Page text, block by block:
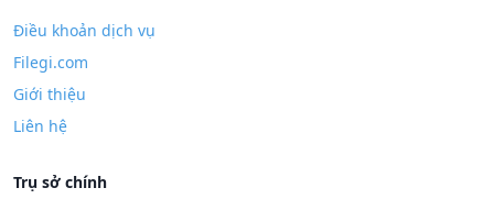
Điều khoản dịch vụ
Filegi.com
Giới thiệu
Liên hệ
Trụ sở chính